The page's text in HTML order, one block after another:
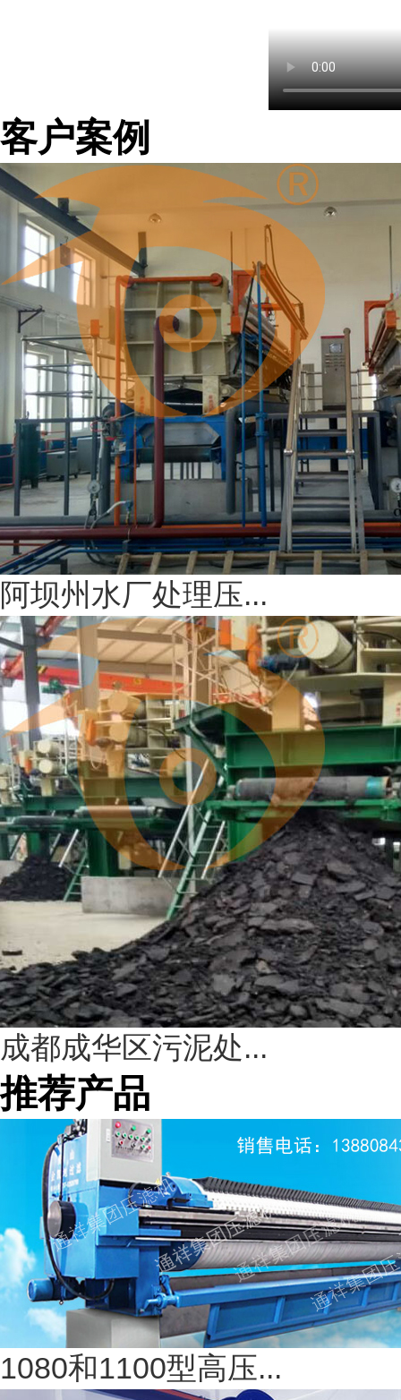
客户案例
阿坝州水厂处理压...
成都成华区污泥处...
推荐产品
1080和1100型高压...